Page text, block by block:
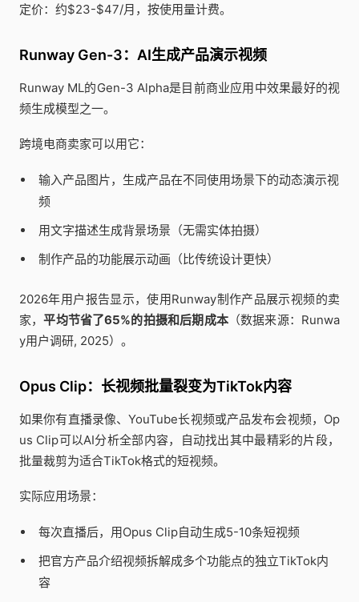
定价：约$23-$47/月，按使用量计费。
Runway Gen-3：AI生成产品演示视频
Runway ML的Gen-3 Alpha是目前商业应用中效果最好的视
频生成模型之一。
跨境电商卖家可以用它：
输入产品图片，生成产品在不同使用场景下的动态演示视
频
用文字描述生成背景场景（无需实体拍摄）
制作产品的功能展示动画（比传统设计更快）
2026年用户报告显示，使用Runway制作产品展示视频的卖
家，平均节省了65%的拍摄和后期成本（数据来源：Runwa
y用户调研, 2025）。
Opus Clip：长视频批量裂变为TikTok内容
如果你有直播录像、YouTube长视频或产品发布会视频，Op
us Clip可以AI分析全部内容，自动找出其中最精彩的片段，
批量裁剪为适合TikTok格式的短视频。
实际应用场景：
每次直播后，用Opus Clip自动生成5-10条短视频
把官方产品介绍视频拆解成多个功能点的独立TikTok内
容